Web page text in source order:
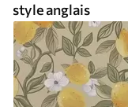
style anglais